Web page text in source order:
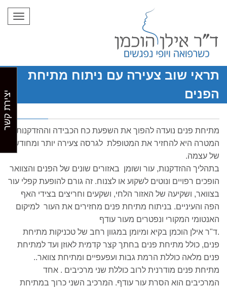
תראי שוב צעירה עם ניתוח מתיחת
הפנים
מתיחת פנים נועדה להפוך את השפעת כח הכבידה וההזדקנות.
המטרה היא להחזיר את המטופלת לגרסה צעירה יותר ומחודשת
של עצמה.
בתהליך ההזדקנות, עור ושומן באזורים שונים של הפנים והצוואר
הופכים רפויים ונוטים לשקוע או לצנוח. זה גורם להופעת קפלי עור
בצוואר, ושקיעה של האזור הלחי, ושקעים וחריצים בצידי האף
הפה והעיניים. בניתוח מתיחת פנים מחזירים את העור למיקום
האנטומי המקורי ונפטרים מעור עודף
.ד"ר אילן הוכמן בקיא ומיומן במגוון רחב של טכניקות מתיחת
פנים, כולל מתיחת פנים בחתך קצר קדמית לאוזן ועד למתיחת
פנים מלאה כוללת הרמת גבות ועפעפיים ומתיחת צוואר..
מתיחת פנים מודרנית לרוב כוללת שני מרכיבים . אחד
המרכיבים הוא הסרת עור עודף. המרכיב השני כרוך במתיחת
יצירת קשר